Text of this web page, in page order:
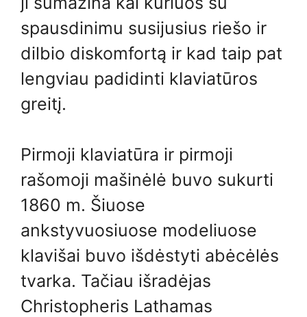
spausdinimu susijusius riešo ir
dilbio diskomfortą ir kad taip pat
lengviau padidinti klaviatūros
greitį.
Pirmoji klaviatūra ir pirmoji
rašomoji mašinėlė buvo sukurti
1860 m. Šiuose
ankstyvuosiuose modeliuose
klavišai buvo išdėstyti abėcėlės
tvarka. Tačiau išradėjas
Christopheris Lathamas